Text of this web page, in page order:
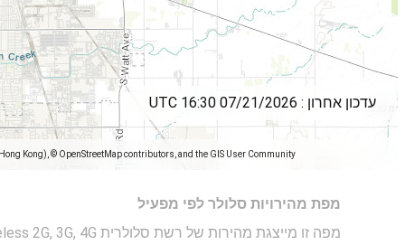
Kong), © OpenStreetMap contributors, and the GIS User Community
עדכון אחרון : 07/21/2026 16:30 UTC
מפת מהירויות סלולר לפי מפעיל